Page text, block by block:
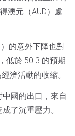
澳元（AUD）處
的意外下降也對
低於 50.3 的預期
濟活動的收縮。
國的出口，來自
了沉重壓力。